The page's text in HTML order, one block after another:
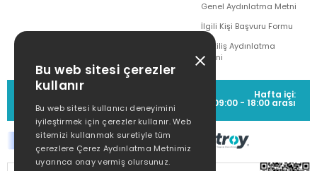
Genel Aydınlatma Metni
İlgili Kişi Başvuru Formu
Çekiliş Aydınlatma
Metni
MÜŞTERİ HİZMETLERİ
(0212) 373 77 00
Hafta içi:
09:00 - 18:00 arası
Bu web sitesi çerezler
kullanır
Bu web sitesi kullanıcı deneyimini
iyileştirmek için çerezler kullanır. Web
sitemizi kullanmak suretiyle tüm
çerezlere Çerez Aydınlatma Metnimiz
uyarınca onay vermiş olursunuz.